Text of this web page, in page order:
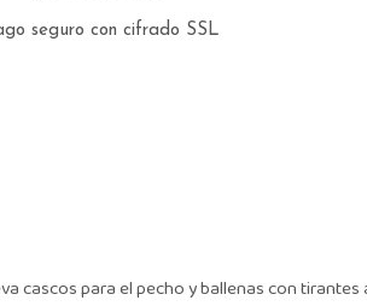
seguro con cifrado SSL
cascos para el pecho y ballenas con